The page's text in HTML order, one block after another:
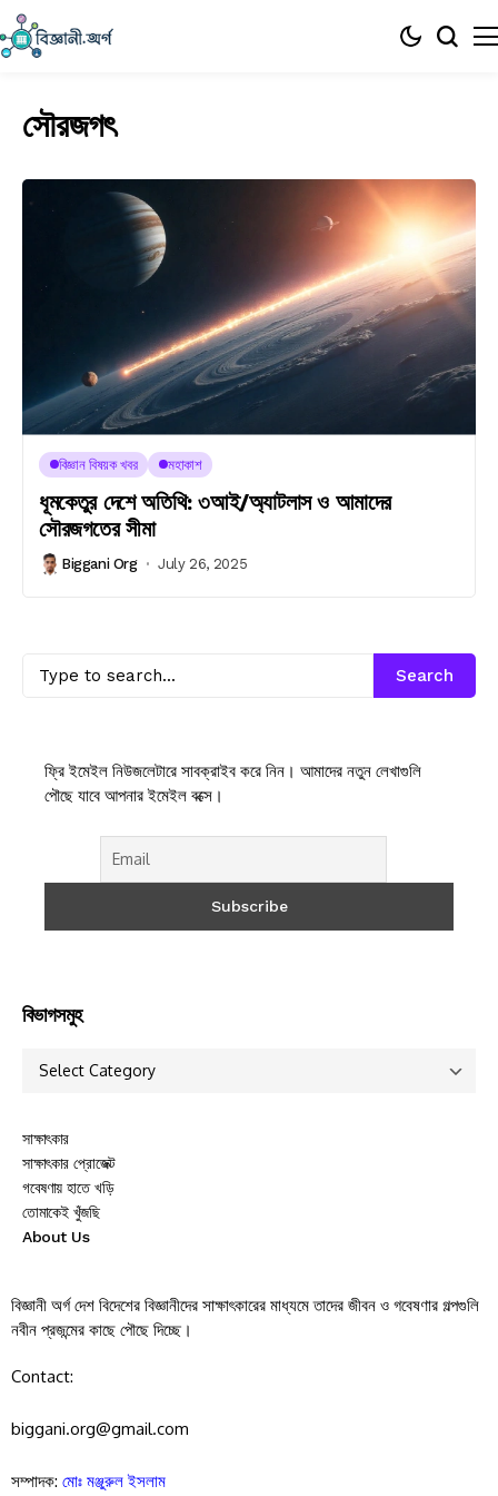
সৌরজগৎ
বিজ্ঞান বিষয়ক খবর মহাকাশ
ধূমকেতুর দেশে অতিথি: ৩আই/অ্যাটলাস ও আমাদের
সৌরজগতের সীমা
Biggani Org July 26, 2025
Search
ফ্রি ইমেইল নিউজলেটারে সাবক্রাইব করে নিন। আমাদের নতুন লেখাগুলি
পৌছে যাবে আপনার ইমেইল বক্সে।
বিভাগসমুহ
সাক্ষাৎকার
সাক্ষাৎকার প্রোজেক্ট
গবেষণায় হাতে খড়ি
তোমাকেই খুঁজছি
About Us
বিজ্ঞানী অর্গ দেশ বিদেশের বিজ্ঞানীদের সাক্ষাৎকারের মাধ্যমে তাদের জীবন ও গবেষণার গল্পগুলি
নবীন প্রজন্মের কাছে পৌছে দিচ্ছে।
Contact:
biggani.org@gmail.com
সম্পাদক: মোঃ মঞ্জুরুল ইসলাম